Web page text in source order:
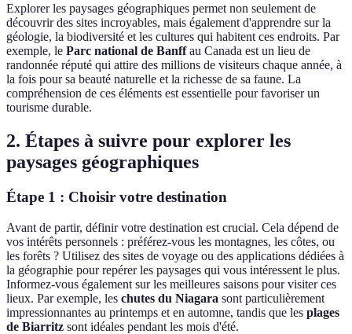
Explorer les paysages géographiques permet non seulement de
découvrir des sites incroyables, mais également d'apprendre sur la
géologie, la biodiversité et les cultures qui habitent ces endroits. Par
exemple, le Parc national de Banffau Canada est un lieu de
randonnée réputé qui attire des millions de visiteurs chaque année, à
la fois pour sa beauté naturelle et la richesse de sa faune. La
compréhension de ces éléments est essentielle pour favoriser un
tourisme durable.
2. Étapes à suivre pour explorer les
paysages géographiques
Étape 1 : Choisir votre destination
Avant de partir, définir votre destination est crucial. Cela dépend de
vos intérêts personnels : préférez-vous les montagnes, les côtes, ou
les forêts ? Utilisez des sites de voyage ou des applications dédiées à
la géographie pour repérer les paysages qui vous intéressent le plus.
Informez-vous également sur les meilleures saisons pour visiter ces
lieux. Par exemple, les chutes du Niagara sont particulièrement
impressionnantes au printemps et en automne, tandis que les plages
de Biarritz sont idéales pendant les mois d'été.